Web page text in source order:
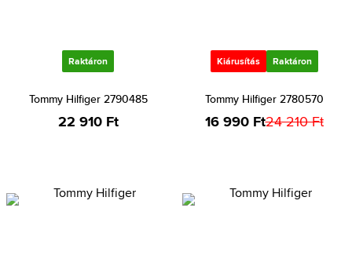
Raktáron
Tommy Hilfiger 2790485
22 910 Ft
Kiárusítás Raktáron
Tommy Hilfiger 2780570
16 990 Ft24 210 Ft